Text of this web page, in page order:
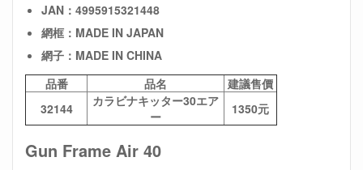
JAN：4995915321448
網框：MADE IN JAPAN
網子：MADE IN CHINA
品番
品名
建議售價
32144
カラビナキッター30エア
ー
1350元
Gun Frame Air 40